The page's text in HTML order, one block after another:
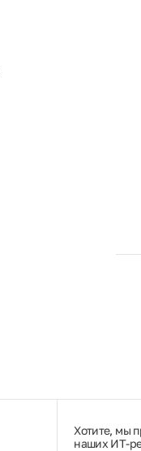
Хотите, мы
наших